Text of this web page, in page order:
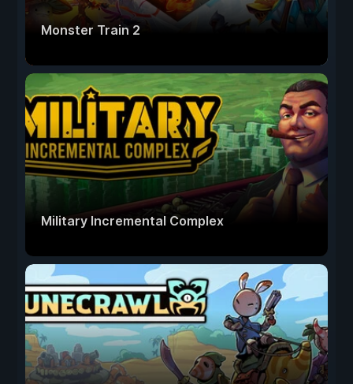
Monster Train 2
Military Incremental Complex